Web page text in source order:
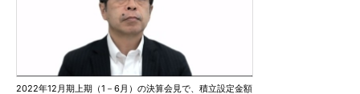
2022年12月期上期（1－6月）の決算会見で、積立設定金額